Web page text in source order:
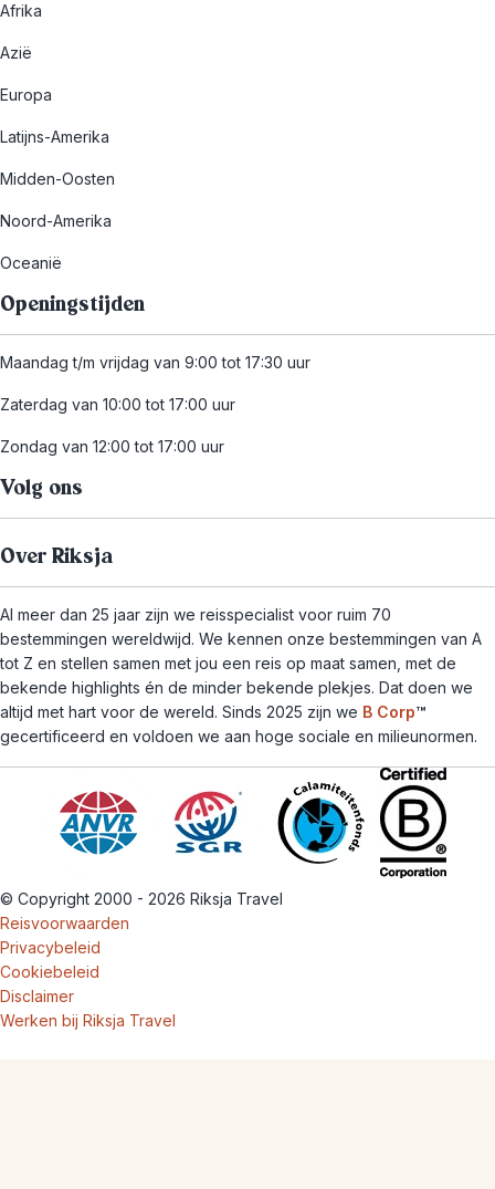
Afrika
Azië
Europa
Latijns-Amerika
Midden-Oosten
Noord-Amerika
Oceanië
Openingstijden
Maandag t/m vrijdag van 9:00 tot 17:30 uur
Zaterdag van 10:00 tot 17:00 uur
Zondag van 12:00 tot 17:00 uur
Volg ons
Over Riksja
Al meer dan 25 jaar zijn we reisspecialist voor ruim 70
bestemmingen wereldwijd. We kennen onze bestemmingen van A
tot Z en stellen samen met jou een reis op maat samen, met de
bekende highlights én de minder bekende plekjes. Dat doen we
altijd met hart voor de wereld. Sinds 2025 zijn we B Corp™
gecertificeerd en voldoen we aan hoge sociale en milieunormen.
© Copyright 2000 - 2026 Riksja Travel
Reisvoorwaarden
Privacybeleid
Cookiebeleid
Disclaimer
Werken bij Riksja Travel